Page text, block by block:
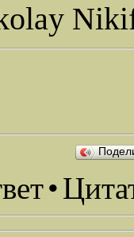
•